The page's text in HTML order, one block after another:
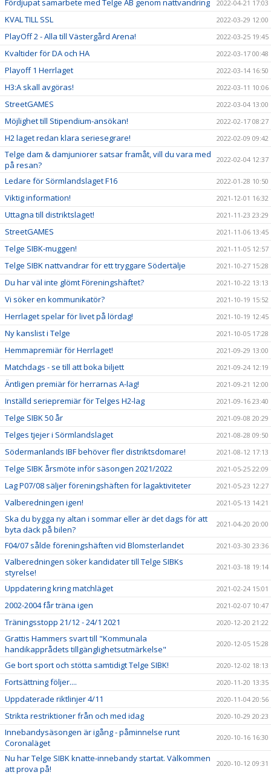
Fördjupat samarbete med Telge AB genom nattvandring 2022-04-21 17:03
KVAL TILL SSL 2022-03-29 12:00
PlayOff 2 - Alla till Västergård Arena! 2022-03-25 19:45
Kvaltider för DA och HA 2022-03-17 00:48
Playoff 1 Herrlaget 2022-03-14 16:50
H3:A skall avgöras! 2022-03-11 10:06
StreetGAMES 2022-03-04 13:00
Möjlighet till Stipendium-ansökan! 2022-02-17 08:27
H2 laget redan klara seriesegrare! 2022-02-09 09:42
Telge dam & damjuniorer satsar framåt, vill du vara med
på resan?
2022-02-04 12:37
Ledare för Sörmlandslaget F16 2022-01-28 10:50
Viktig information! 2021-12-01 16:32
Uttagna till distriktslaget! 2021-11-23 23:29
StreetGAMES 2021-11-06 13:45
Telge SIBK-muggen! 2021-11-05 12:57
Telge SIBK nattvandrar för ett tryggare Södertälje 2021-10-27 15:28
Du har väl inte glömt Föreningshäftet? 2021-10-22 13:13
Vi söker en kommunikatör? 2021-10-19 15:52
Herrlaget spelar för livet på lördag! 2021-10-19 12:45
Ny kanslist i Telge 2021-10-05 17:28
Hemmapremiär för Herrlaget! 2021-09-29 13:00
Matchdags - se till att boka biljett 2021-09-24 12:19
Äntligen premiär för herrarnas A-lag! 2021-09-21 12:00
Inställd seriepremiär för Telges H2-lag 2021-09-16 23:40
Telge SIBK 50 år 2021-09-08 20:29
Telges tjejer i Sörmlandslaget 2021-08-28 09:50
Södermanlands IBF behöver fler distriktsdomare! 2021-08-12 17:13
Telge SIBK årsmöte inför säsongen 2021/2022 2021-05-25 22:09
Lag P07/08 säljer föreningshäften för lagaktiviteter 2021-05-23 12:27
Valberedningen igen! 2021-05-13 14:21
Ska du bygga ny altan i sommar eller är det dags för att
byta däck på bilen?
2021-04-20 20:00
F04/07 sålde föreningshäften vid Blomsterlandet 2021-03-30 23:36
Valberedningen söker kandidater till Telge SIBKs
styrelse!
2021-03-18 19:14
Uppdatering kring matchläget 2021-02-24 15:01
2002-2004 får träna igen 2021-02-07 10:47
Träningsstopp 21/12 - 24/1 2021 2020-12-20 21:22
Grattis Hammers svart till "Kommunala
handikapprådets tillgänglighetsutmärkelse"
2020-12-05 15:28
Ge bort sport och stötta samtidigt Telge SIBK! 2020-12-02 18:13
Fortsättning följer.... 2020-11-20 13:35
Uppdaterade riktlinjer 4/11 2020-11-04 20:56
Strikta restriktioner från och med idag 2020-10-29 20:23
Innebandysäsongen är igång - påminnelse runt
Coronaläget
2020-10-16 16:30
Nu har Telge SIBK knatte-innebandy startat. Välkommen
att prova på!
2020-10-12 09:31